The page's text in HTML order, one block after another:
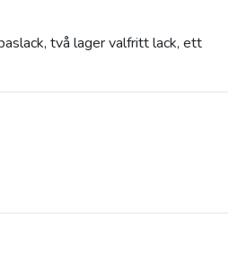
två lager valfritt lack, ett